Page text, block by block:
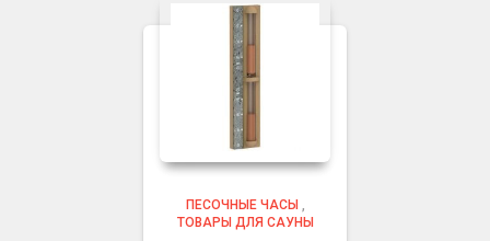
ПЕСОЧНЫЕ ЧАСЫ ,
ТОВАРЫ ДЛЯ САУНЫ